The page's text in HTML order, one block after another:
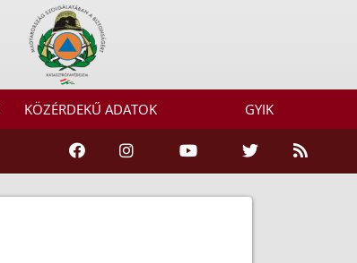
KÖZÉRDEKŰ ADATOK GYIK